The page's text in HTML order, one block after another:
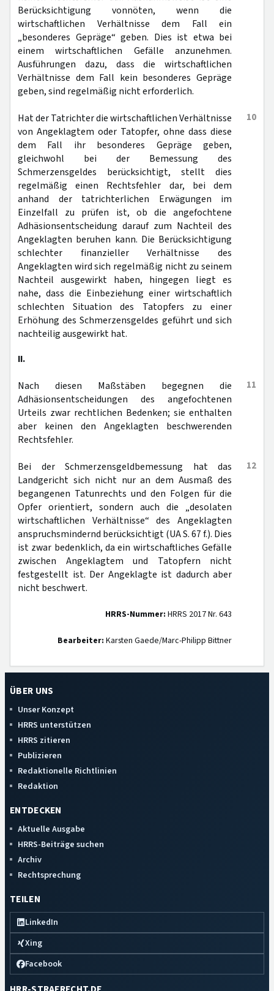
Berücksichtigung vonnöten, wenn die
wirtschaftlichen Verhältnisse dem Fall ein
„besonderes Gepräge“ geben. Dies ist etwa bei
einem wirtschaftlichen Gefälle anzunehmen.
Ausführungen dazu, dass die wirtschaftlichen
Verhältnisse dem Fall kein besonderes Gepräge
geben, sind regelmäßig nicht erforderlich.
10
Hat der Tatrichter die wirtschaftlichen Verhältnisse
von Angeklagtem oder Tatopfer, ohne dass diese
dem Fall ihr besonderes Gepräge geben,
gleichwohl bei der Bemessung des
Schmerzensgeldes berücksichtigt, stellt dies
regelmäßig einen Rechtsfehler dar, bei dem
anhand der tatrichterlichen Erwägungen im
Einzelfall zu prüfen ist, ob die angefochtene
Adhäsionsentscheidung darauf zum Nachteil des
Angeklagten beruhen kann. Die Berücksichtigung
schlechter finanzieller Verhältnisse des
Angeklagten wird sich regelmäßig nicht zu seinem
Nachteil ausgewirkt haben, hingegen liegt es
nahe, dass die Einbeziehung einer wirtschaftlich
schlechten Situation des Tatopfers zu einer
Erhöhung des Schmerzensgeldes geführt und sich
nachteilig ausgewirkt hat.
II.
11
Nach diesen Maßstäben begegnen die
Adhäsionsentscheidungen des angefochtenen
Urteils zwar rechtlichen Bedenken; sie enthalten
aber keinen den Angeklagten beschwerenden
Rechtsfehler.
12
Bei der Schmerzensgeldbemessung hat das
Landgericht sich nicht nur an dem Ausmaß des
begangenen Tatunrechts und den Folgen für die
Opfer orientiert, sondern auch die „desolaten
wirtschaftlichen Verhältnisse“ des Angeklagten
anspruchsmindernd berücksichtigt (UA S. 67 f.). Dies
ist zwar bedenklich, da ein wirtschaftliches Gefälle
zwischen Angeklagtem und Tatopfern nicht
festgestellt ist. Der Angeklagte ist dadurch aber
nicht beschwert.
HRRS-Nummer: HRRS 2017 Nr. 643
Bearbeiter: Karsten Gaede/Marc-Philipp Bittner
ÜBER UNS
Unser Konzept
HRRS unterstützen
HRRS zitieren
Publizieren
Redaktionelle Richtlinien
Redaktion
ENTDECKEN
Aktuelle Ausgabe
HRRS-Beiträge suchen
Archiv
Rechtsprechung
TEILEN
LinkedIn
Xing
Facebook